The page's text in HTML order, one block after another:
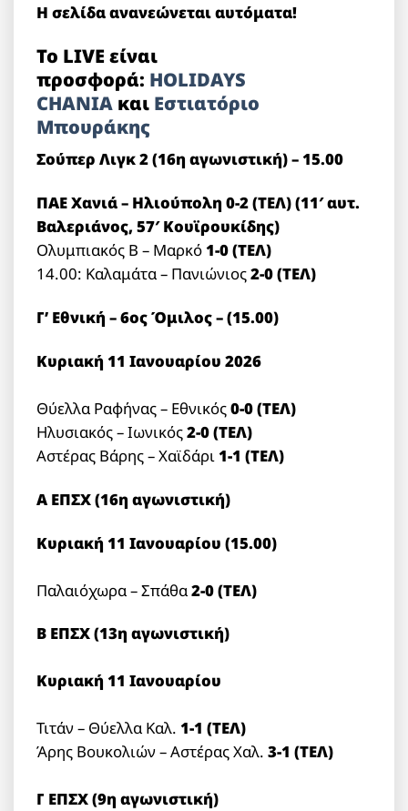
Η σελίδα ανανεώνεται αυτόματα!
Το LIVE είναι
προσφορά: HOLIDAYS
CHANIA και Εστιατόριο
Μπουράκης
Σούπερ Λιγκ 2 (16η αγωνιστική) – 15.00
ΠΑΕ Χανιά – Ηλιούπολη 0-2 (TEΛ) (11′ αυτ.
Βαλεριάνος, 57′ Κουϊρουκίδης)
Ολυμπιακός Β – Μαρκό1-0 (ΤΕΛ)
14.00: Καλαμάτα – Πανιώνιος2-0 (ΤΕΛ)
Γ’ Εθνική – 6ος Όμιλος – (15.00)
Κυριακή 11 Ιανουαρίου 2026
Θύελλα Ραφήνας – Εθνικός0-0 (TEΛ)
Ηλυσιακός – Ιωνικός2-0 (ΤΕΛ)
Αστέρας Βάρης – Χαϊδάρι1-1 (ΤΕΛ)
Α ΕΠΣΧ (16η αγωνιστική)
Κυριακή 11 Ιανουαρίου (15.00)
Παλαιόχωρα – Σπάθα2-0 (ΤΕΛ)
Β ΕΠΣΧ (13η αγωνιστική)
Κυριακή 11 Ιανουαρίου
Τιτάν – Θύελλα Καλ.1-1 (ΤΕΛ)
Άρης Βουκολιών – Αστέρας Χαλ.3-1 (ΤΕΛ)
Γ ΕΠΣΧ (9η αγωνιστική)